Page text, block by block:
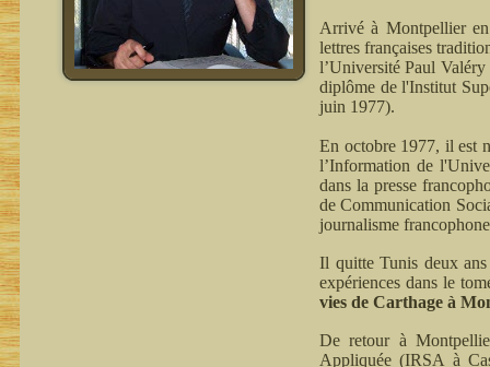
Arrivé à Montpellier
lettres françaises
l’Université Paul
diplôme de l'Institut
juin 1977).
En octobre 1977, il est
l’Information de
dans la presse
de Communication
journalisme
Il quitte Tunis deux
expériences dans le
vies de Carthage à
De retour à
Appliquée (IRSA à